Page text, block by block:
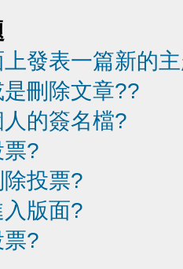
發表一篇新的
刪除文章??
的簽名檔?
?
投票?
版面?
?